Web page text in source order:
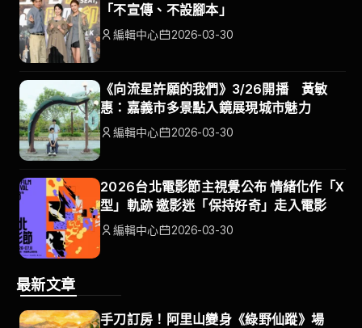
「不宣傳、不設腳本」
編輯中心 2026-03-30
《向流星許願的我們》3/26開播 黃敏
惠：嘉義市多景點入鏡展現城市魅力
編輯中心 2026-03-30
2026台北電影節主視覺公布 情緒化作「X
型」軌跡 邀影迷「保持好奇」走入電影
編輯中心 2026-03-30
最新文章
手刀訂房！阿里山變身《綠野仙蹤》場